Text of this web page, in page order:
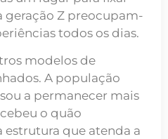
geração Z preocupam-
todos os dias.
modelos de
A população
a permanecer mais
o quão
que atenda a